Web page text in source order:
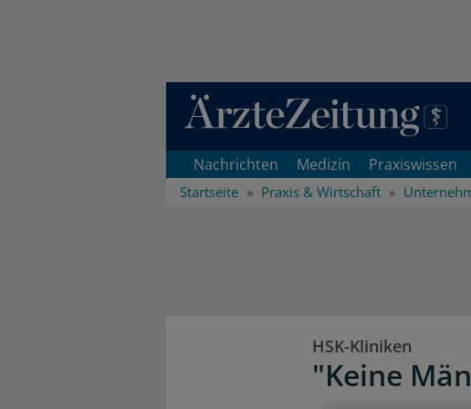
Direkt zum Inhaltsbereich
Nachrichten Medizin Praxiswissen
Startseite Praxis & Wirtschaft
HSK-Kliniken
"Keine